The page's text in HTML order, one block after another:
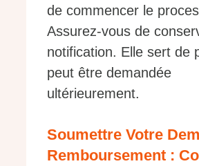
de commencer le
Assurez-vous de
notification. Elle sert de
peut être demandée
ultérieurement.
Soumettre Votre
Remboursement :